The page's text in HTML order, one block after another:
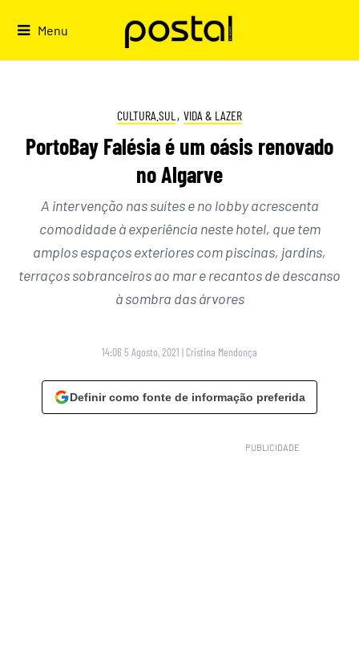
Menu
CULTURA.SUL , VIDA & LAZER
PortoBay Falésia é um oásis renovado
no Algarve
A intervenção nas suítes e no lobby acrescenta
comodidade à experiência neste hotel, que tem
amplos espaços exteriores com piscinas, jardins,
terraços sobranceiros ao mar e recantos de descanso
à sombra das árvores
14:06 5 Agosto, 2021 | Cristina Mendonça
Definir como fonte de informação preferida